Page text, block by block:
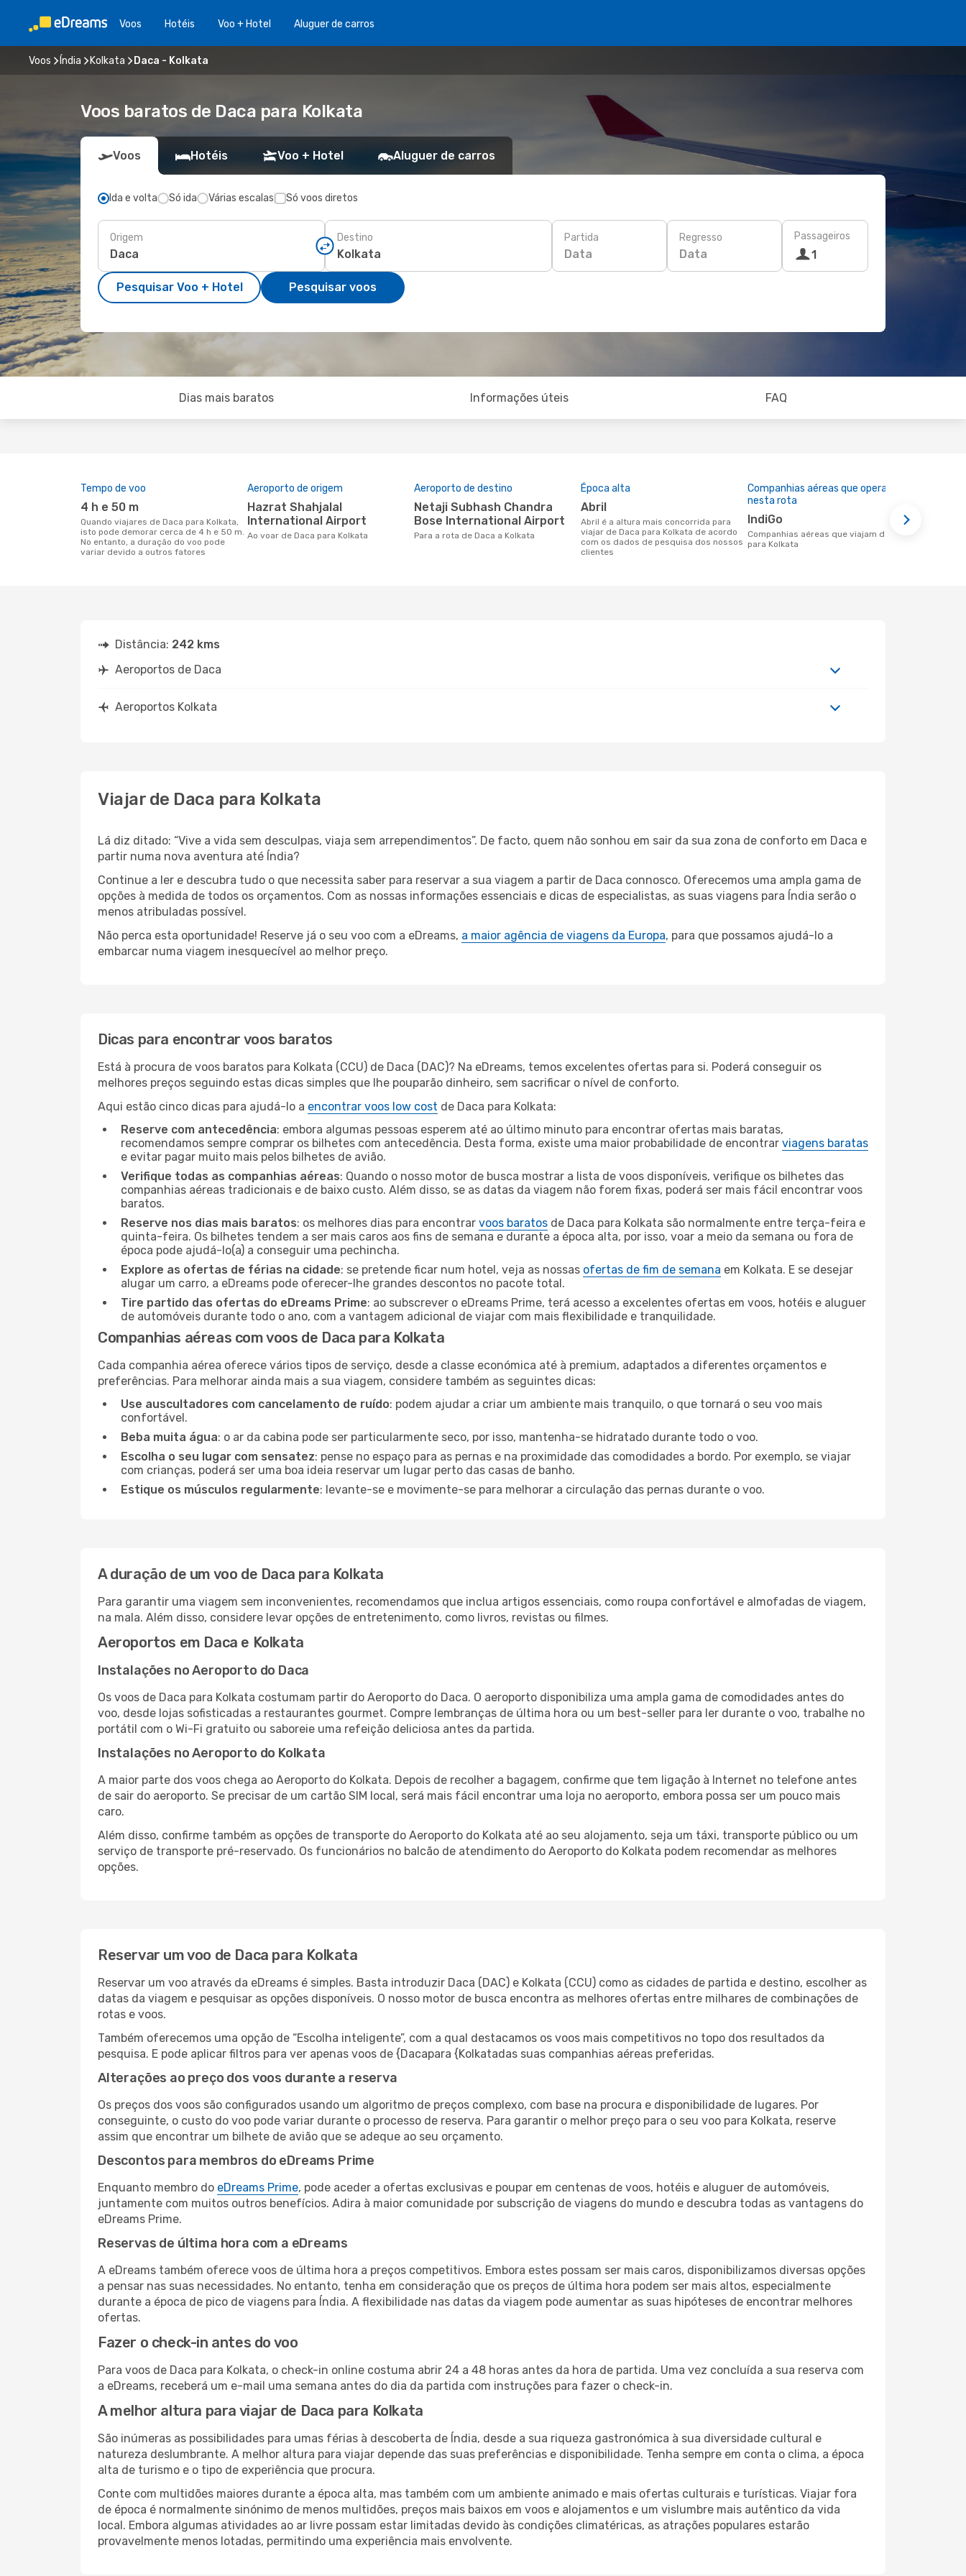
Voos Hotéis Voo + Hotel Aluguer de carros
Voos Índia Kolkata Daca - Kolkata
Voos baratos de Daca para Kolkata
Voos Hotéis Voo + Hotel Aluguer de carros
Ida e volta Só ida Várias escalas Só voos diretos
Origem Destino Partida
Data
Regresso
Data
Passageiros
1
Pesquisar Voo + Hotel Pesquisar voos
Dias mais baratos Informações úteis FAQ
Tempo de voo
4 h e 50 m
Quando viajares de Daca para Kolkata,
isto pode demorar cerca de 4 h e 50 m.
No entanto, a duração do voo pode
variar devido a outros fatores
Aeroporto de origem
Hazrat Shahjalal
International Airport
Ao voar de Daca para Kolkata
Aeroporto de destino
Netaji Subhash Chandra
Bose International Airport
Para a rota de Daca a Kolkata
Época alta
abril
abril é a altura mais concorrida para
viajar de Daca para Kolkata de acordo
com os dados de pesquisa dos nossos
clientes
Companhias aéreas que operam
nesta rota
IndiGo
Companhias aéreas que viajam de Daca
para Kolkata
Distância: 242 kms
Aeroportos de Daca
Aeroportos Kolkata
Viajar de Daca para Kolkata
Lá diz ditado: “Vive a vida sem desculpas, viaja sem arrependimentos”. De facto, quem não sonhou em sair da sua zona de conforto em Daca e
partir numa nova aventura até Índia?
Continue a ler e descubra tudo o que necessita saber para reservar a sua viagem a partir de Daca connosco. Oferecemos uma ampla gama de
opções à medida de todos os orçamentos. Com as nossas informações essenciais e dicas de especialistas, as suas viagens para Índia serão o
menos atribuladas possível.
Não perca esta oportunidade! Reserve já o seu voo com a eDreams, a maior agência de viagens da Europa, para que possamos ajudá-lo a
embarcar numa viagem inesquecível ao melhor preço.
Dicas para encontrar voos baratos
Está à procura de voos baratos para Kolkata (CCU) de Daca (DAC)? Na eDreams, temos excelentes ofertas para si. Poderá conseguir os
melhores preços seguindo estas dicas simples que lhe pouparão dinheiro, sem sacrificar o nível de conforto.
Aqui estão cinco dicas para ajudá-lo a encontrar voos low cost de Daca para Kolkata:
Reserve com antecedência: embora algumas pessoas esperem até ao último minuto para encontrar ofertas mais baratas,
recomendamos sempre comprar os bilhetes com antecedência. Desta forma, existe uma maior probabilidade de encontrar viagens baratas
e evitar pagar muito mais pelos bilhetes de avião.
Verifique todas as companhias aéreas: Quando o nosso motor de busca mostrar a lista de voos disponíveis, verifique os bilhetes das
companhias aéreas tradicionais e de baixo custo. Além disso, se as datas da viagem não forem fixas, poderá ser mais fácil encontrar voos
baratos.
Reserve nos dias mais baratos: os melhores dias para encontrar voos baratos de Daca para Kolkata são normalmente entre terça-feira e
quinta-feira. Os bilhetes tendem a ser mais caros aos fins de semana e durante a época alta, por isso, voar a meio da semana ou fora de
época pode ajudá-lo(a) a conseguir uma pechincha.
Explore as ofertas de férias na cidade: se pretende ficar num hotel, veja as nossas ofertas de fim de semana em Kolkata. E se desejar
alugar um carro, a eDreams pode oferecer-lhe grandes descontos no pacote total.
Tire partido das ofertas do eDreams Prime: ao subscrever o eDreams Prime, terá acesso a excelentes ofertas em voos, hotéis e aluguer
de automóveis durante todo o ano, com a vantagem adicional de viajar com mais flexibilidade e tranquilidade.
Companhias aéreas com voos de Daca para Kolkata
Cada companhia aérea oferece vários tipos de serviço, desde a classe económica até à premium, adaptados a diferentes orçamentos e
preferências. Para melhorar ainda mais a sua viagem, considere também as seguintes dicas:
Use auscultadores com cancelamento de ruído: podem ajudar a criar um ambiente mais tranquilo, o que tornará o seu voo mais
confortável.
Beba muita água: o ar da cabina pode ser particularmente seco, por isso, mantenha-se hidratado durante todo o voo.
Escolha o seu lugar com sensatez: pense no espaço para as pernas e na proximidade das comodidades a bordo. Por exemplo, se viajar
com crianças, poderá ser uma boa ideia reservar um lugar perto das casas de banho.
Estique os músculos regularmente: levante-se e movimente-se para melhorar a circulação das pernas durante o voo.
A duração de um voo de Daca para Kolkata
Para garantir uma viagem sem inconvenientes, recomendamos que inclua artigos essenciais, como roupa confortável e almofadas de viagem,
na mala. Além disso, considere levar opções de entretenimento, como livros, revistas ou filmes.
Aeroportos em Daca e Kolkata
Instalações no Aeroporto do Daca
Os voos de Daca para Kolkata costumam partir do Aeroporto do Daca. O aeroporto disponibiliza uma ampla gama de comodidades antes do
voo, desde lojas sofisticadas a restaurantes gourmet. Compre lembranças de última hora ou um best-seller para ler durante o voo, trabalhe no
portátil com o Wi-Fi gratuito ou saboreie uma refeição deliciosa antes da partida.
Instalações no Aeroporto do Kolkata
A maior parte dos voos chega ao Aeroporto do Kolkata. Depois de recolher a bagagem, confirme que tem ligação à Internet no telefone antes
de sair do aeroporto. Se precisar de um cartão SIM local, será mais fácil encontrar uma loja no aeroporto, embora possa ser um pouco mais
caro.
Além disso, confirme também as opções de transporte do Aeroporto do Kolkata até ao seu alojamento, seja um táxi, transporte público ou um
serviço de transporte pré-reservado. Os funcionários no balcão de atendimento do Aeroporto do Kolkata podem recomendar as melhores
opções.
Reservar um voo de Daca para Kolkata
Reservar um voo através da eDreams é simples. Basta introduzir Daca (DAC) e Kolkata (CCU) como as cidades de partida e destino, escolher as
datas da viagem e pesquisar as opções disponíveis. O nosso motor de busca encontra as melhores ofertas entre milhares de combinações de
rotas e voos.
Também oferecemos uma opção de “Escolha inteligente”, com a qual destacamos os voos mais competitivos no topo dos resultados da
pesquisa. E pode aplicar filtros para ver apenas voos de {Dacapara {Kolkatadas suas companhias aéreas preferidas.
Alterações ao preço dos voos durante a reserva
Os preços dos voos são configurados usando um algoritmo de preços complexo, com base na procura e disponibilidade de lugares. Por
conseguinte, o custo do voo pode variar durante o processo de reserva. Para garantir o melhor preço para o seu voo para Kolkata, reserve
assim que encontrar um bilhete de avião que se adeque ao seu orçamento.
Descontos para membros do eDreams Prime
Enquanto membro do eDreams Prime, pode aceder a ofertas exclusivas e poupar em centenas de voos, hotéis e aluguer de automóveis,
juntamente com muitos outros benefícios. Adira à maior comunidade por subscrição de viagens do mundo e descubra todas as vantagens do
eDreams Prime.
Reservas de última hora com a eDreams
A eDreams também oferece voos de última hora a preços competitivos. Embora estes possam ser mais caros, disponibilizamos diversas opções
a pensar nas suas necessidades. No entanto, tenha em consideração que os preços de última hora podem ser mais altos, especialmente
durante a época de pico de viagens para Índia. A flexibilidade nas datas da viagem pode aumentar as suas hipóteses de encontrar melhores
ofertas.
Fazer o check-in antes do voo
Para voos de Daca para Kolkata, o check-in online costuma abrir 24 a 48 horas antes da hora de partida. Uma vez concluída a sua reserva com
a eDreams, receberá um e-mail uma semana antes do dia da partida com instruções para fazer o check-in.
A melhor altura para viajar de Daca para Kolkata
São inúmeras as possibilidades para umas férias à descoberta de Índia, desde a sua riqueza gastronómica à sua diversidade cultural e
natureza deslumbrante. A melhor altura para viajar depende das suas preferências e disponibilidade. Tenha sempre em conta o clima, a época
alta de turismo e o tipo de experiência que procura.
Conte com multidões maiores durante a época alta, mas também com um ambiente animado e mais ofertas culturais e turísticas. Viajar fora
de época é normalmente sinónimo de menos multidões, preços mais baixos em voos e alojamentos e um vislumbre mais autêntico da vida
local. Embora algumas atividades ao ar livre possam estar limitadas devido às condições climatéricas, as atrações populares estarão
provavelmente menos lotadas, permitindo uma experiência mais envolvente.